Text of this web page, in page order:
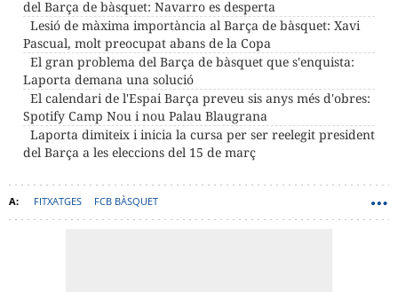
del Barça de bàsquet: Navarro es desperta
Lesió de màxima importància al Barça de bàsquet: Xavi
Pascual, molt preocupat abans de la Copa
El gran problema del Barça de bàsquet que s'enquista:
Laporta demana una solució
El calendari de l'Espai Barça preveu sis anys més d'obres:
Spotify Camp Nou i nou Palau Blaugrana
Laporta dimiteix i inicia la cursa per ser reelegit president
del Barça a les eleccions del 15 de març
FITXATGES FCB BÀSQUET